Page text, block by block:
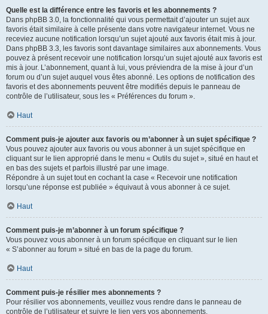
Quelle est la différence entre les favoris et les abonnements ?
Dans phpBB 3.0, la fonctionnalité qui vous permettait d’ajouter un sujet aux
favoris était similaire à celle présente dans votre navigateur internet. Vous ne
receviez aucune notification lorsqu’un sujet ajouté aux favoris était mis à jour.
Dans phpBB 3.3, les favoris sont davantage similaires aux abonnements. Vous
pouvez à présent recevoir une notification lorsqu’un sujet ajouté aux favoris est
mis à jour. L’abonnement, quant à lui, vous préviendra de la mise à jour d’un
forum ou d’un sujet auquel vous êtes abonné. Les options de notification des
favoris et des abonnements peuvent être modifiés depuis le panneau de
contrôle de l’utilisateur, sous les « Préférences du forum ».
Haut
Comment puis-je ajouter aux favoris ou m’abonner à un sujet spécifique ?
Vous pouvez ajouter aux favoris ou vous abonner à un sujet spécifique en
cliquant sur le lien approprié dans le menu « Outils du sujet », situé en haut et
en bas des sujets et parfois illustré par une image.
Répondre à un sujet tout en cochant la case « Recevoir une notification
lorsqu’une réponse est publiée » équivaut à vous abonner à ce sujet.
Haut
Comment puis-je m’abonner à un forum spécifique ?
Vous pouvez vous abonner à un forum spécifique en cliquant sur le lien
« S’abonner au forum » situé en bas de la page du forum.
Haut
Comment puis-je résilier mes abonnements ?
Pour résilier vos abonnements, veuillez vous rendre dans le panneau de
contrôle de l’utilisateur et suivre le lien vers vos abonnements.